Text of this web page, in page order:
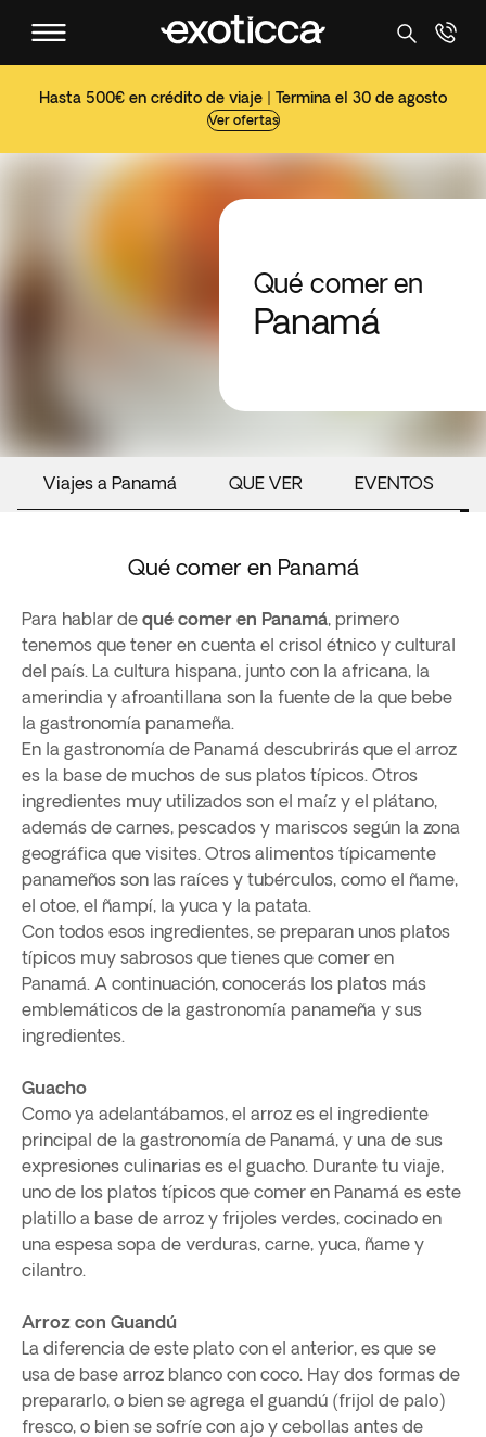
Hasta 500€ en crédito de viaje | Termina el 30 de agosto
Ver ofertas
Qué comer en
Panamá
Viajes a Panamá QUE VER EVENTOS
Qué comer en Panamá
Para hablar de qué comer en Panamá, primero
tenemos que tener en cuenta el crisol étnico y cultural
del país. La cultura hispana, junto con la africana, la
amerindia y afroantillana son la fuente de la que bebe
la gastronomía panameña.
En la gastronomía de Panamá descubrirás que el arroz
es la base de muchos de sus platos típicos. Otros
ingredientes muy utilizados son el maíz y el plátano,
además de carnes, pescados y mariscos según la zona
geográfica que visites. Otros alimentos típicamente
panameños son las raíces y tubérculos, como el ñame,
el otoe, el ñampí, la yuca y la patata.
Con todos esos ingredientes, se preparan unos platos
típicos muy sabrosos que tienes que comer en
Panamá. A continuación, conocerás los platos más
emblemáticos de la gastronomía panameña y sus
ingredientes.
Guacho
Como ya adelantábamos, el arroz es el ingrediente
principal de la gastronomía de Panamá, y una de sus
expresiones culinarias es el guacho. Durante tu viaje,
uno de los platos típicos que comer en Panamá es este
platillo a base de arroz y frijoles verdes, cocinado en
una espesa sopa de verduras, carne, yuca, ñame y
cilantro.
Arroz con Guandú
La diferencia de este plato con el anterior, es que se
usa de base arroz blanco con coco. Hay dos formas de
prepararlo, o bien se agrega el guandú (frijol de palo)
fresco, o bien se sofríe con ajo y cebollas antes de